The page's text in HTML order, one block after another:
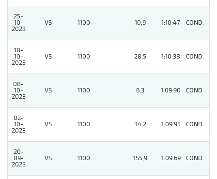
25-
10-
2023
VS 1100 10,9 1:10:47 COND.
18-
10-
2023
VS 1100 28,5 1:10:38 COND.
08-
10-
2023
VS 1100 6,3 1:09:90 COND.
02-
10-
2023
VS 1100 34,2 1:09:95 COND.
20-
09-
2023
VS 1100 155,9 1:09:69 COND.